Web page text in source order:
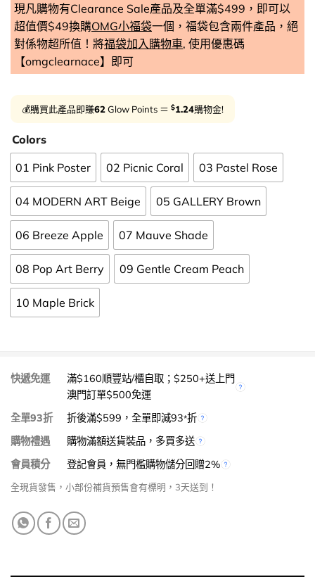
現凡購物有Clearance Sale產品及全單滿$499，即可以
超值價$49換購OMG小福袋一個，福袋包含兩件產品，絕
對係物超所值！將福袋加入購物車, 使用優惠碼
【omgclearnace】即可
💰購買此產品即賺62Glow Points ＝ $1.24購物金!
Colors
01 Pink Poster 02 Picnic Coral 03 Pastel Rose
04 MODERN ART Beige 05 GALLERY Brown
06 Breeze Apple 07 Mauve Shade
08 Pop Art Berry 09 Gentle Cream Peach
10 Maple Brick
快遞免運
滿$160順豐站/櫃自取；$250+送上門
澳門訂單$500免運
全單93折
折後滿$599，全單即減93*折
購物禮遇
購物滿額送貨裝品，多買多送
會員積分
登記會員，無門檻購物儲分回贈2%
全現貨發售，小部份補貨預售會有標明，3天送到！